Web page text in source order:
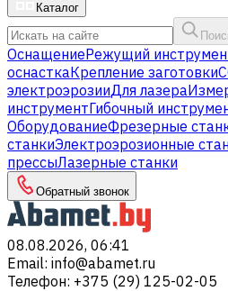
Каталог
ОснащениеРежущий
оснасткаКрепление заготовки
электроэрозииДля лазера
инструментГибочный
ОборудованиеФрезерные
станкиЭлектроэрозионные
прессыЛазерные станки
Обратный звонок
08.08.2026, 06:41
Email: info@abamet.ru
Телефон: +375 (29) 125-02-05